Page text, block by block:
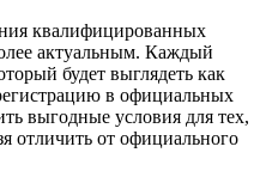
квалифицированных
актуальным. Каждый
будет выглядеть как
в официальных
выгодные условия для тех,
отличить от официального